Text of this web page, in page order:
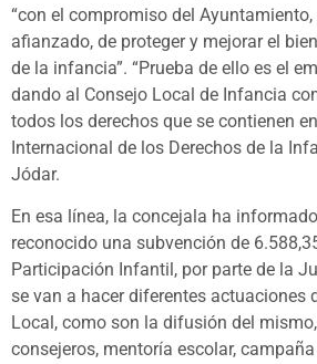
“con el compromiso del
afianzado, de proteger y mejorar el
de la infancia”. “Prueba de ello es el
dando al Consejo Local de Infancia
todos los derechos que se contienen
Internacional de los Derechos de la
Jódar.
En esa línea, la concejala ha
reconocido una subvención de
Participación Infantil, por parte de la
se van a hacer diferentes actuaciones
Local, como son la difusión del
consejeros, mentoría escolar,